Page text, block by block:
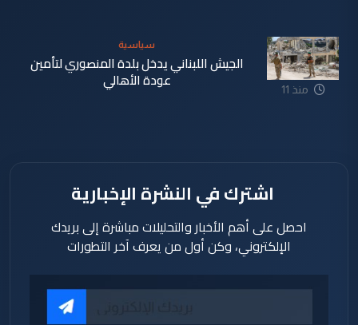
منذ 11
سياسية
الجيش اللبناني يدخل بلدة المنصوري لتأمين
عودة الأهالي
اشترك في النشرة الإخبارية
احصل على أهم الأخبار والتحليلات مباشرة إلى بريدك
الإلكتروني، وكن أول من يعرف آخر التطورات